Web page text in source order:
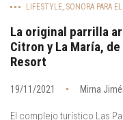
LIFESTYLE, SONORA PARA
La original parrilla
Citron y La María,
Resort
19/11/2021 Mirna
El complejo turístico Las